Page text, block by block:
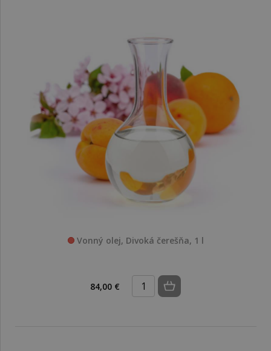
Vonný olej, Divoká čerešňa, 1 l
84,00 €